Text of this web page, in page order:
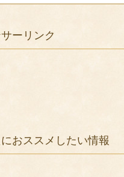
ーリンク
おススメしたい情報